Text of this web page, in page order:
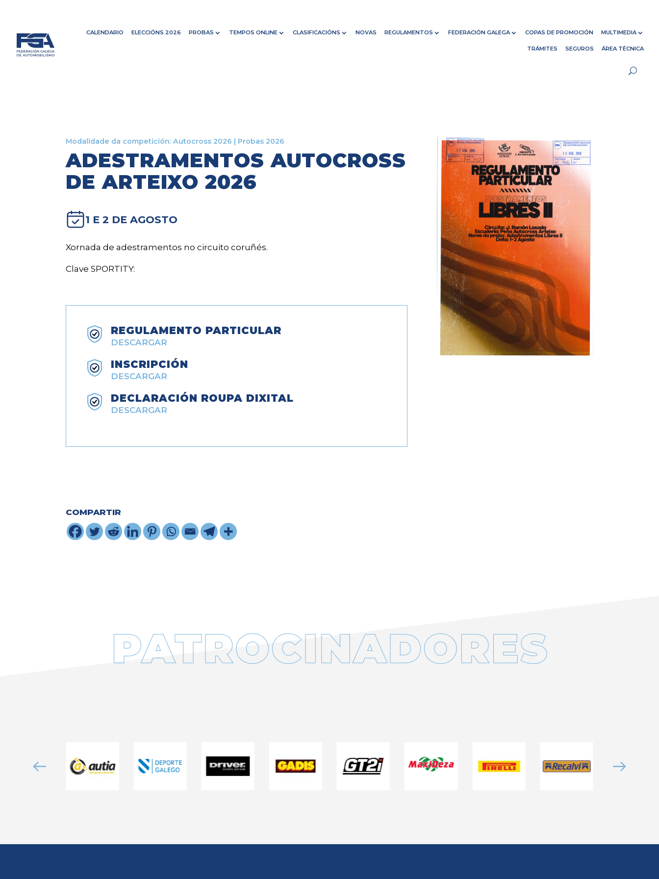
CALENDARIO ELECCIÓNS 2026 PROBAS TEMPOS ONLINE CLASIFICACIÓNS NOVAS REGULAMENTOS FEDERACIÓN GALEGA COPAS DE PROMOCIÓN MULTIMEDIA
TRÁMITES SEGUROS ÁREA TÉCNICA
Modalidade da competición:Autocross 2026 | Probas 2026
ADESTRAMENTOS AUTOCROSS
DE ARTEIXO 2026
1 E 2 DE AGOSTO
Xornada de adestramentos no circuito coruñés.
Clave SPORTITY:
REGULAMENTO PARTICULAR
DESCARGAR
INSCRIPCIÓN
DESCARGAR
DECLARACIÓN ROUPA DIXITAL
DESCARGAR
COMPARTIR